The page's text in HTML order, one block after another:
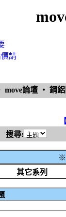
請
move論壇 ‧ 鋼
搜尋:
※
其它系列